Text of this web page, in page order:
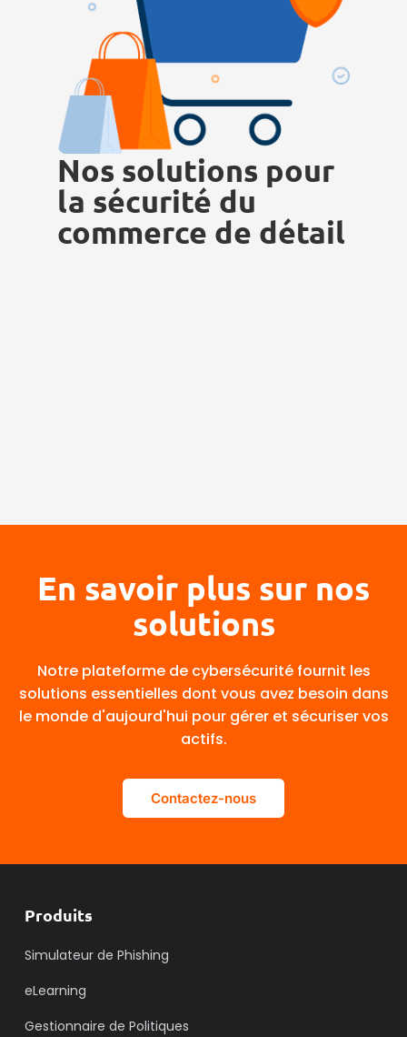
Nos solutions pour
la sécurité du
commerce de détail
En savoir plus sur nos
solutions
Notre plateforme de cybersécurité fournit les
solutions essentielles dont vous avez besoin dans
le monde d'aujourd'hui pour gérer et sécuriser vos
actifs.
Contactez-nous
Produits
Simulateur de Phishing
eLearning
Gestionnaire de Politiques